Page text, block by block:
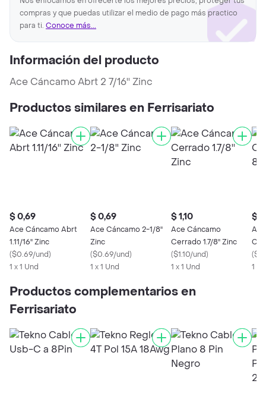
compras y que puedas utilizar el medio de pago más practico
para ti. Conoce más...
Información del producto
Ace Cáncamo Abrt 2 7/16'' Zinc
Productos similares en Ferrisariato
$ 0,69
Ace Cáncamo Abrt
1.11/16'' Zinc
($0.69/und)
1 x 1 Und
$ 0,69
Ace Cáncamo 2-1/8''
Zinc
($0.69/und)
1 x 1 Und
$ 1,10
Ace Cáncamo
Cerrado 1.7/8'' Zinc
($1.10/und)
1 x 1 Und
$
(
1 x
Productos complementarios en
Ferrisariato